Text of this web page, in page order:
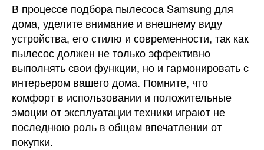
В процессе подбора пылесоса Samsung для
дома, уделите внимание и внешнему виду
устройства, его стилю и современности, так как
пылесос должен не только эффективно
выполнять свои функции, но и гармонировать с
интерьером вашего дома. Помните, что
комфорт в использовании и положительные
эмоции от эксплуатации техники играют не
последнюю роль в общем впечатлении от
покупки.